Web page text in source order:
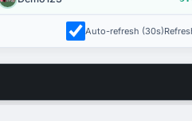
Auto-refresh (30s)